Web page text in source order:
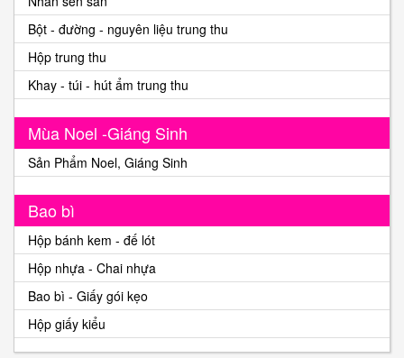
Bột - đường - nguyên liệu trung thu
Hộp trung thu
Khay - túi - hút ẩm trung thu
Mùa Noel -Giáng Sinh
Sản Phẩm Noel, Giáng Sinh
Bao bì
Hộp bánh kem - đế lót
Hộp nhựa - Chai nhựa
Bao bì - Giấy gói kẹo
Hộp giấy kiểu